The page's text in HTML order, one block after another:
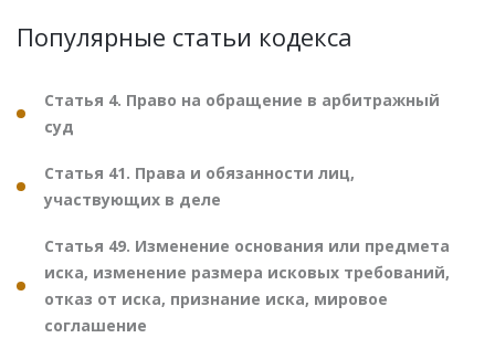
Популярные статьи кодекса
Статья 4. Право на обращение в арбитражный
суд
Статья 41. Права и обязанности лиц,
участвующих в деле
Статья 49. Изменение основания или предмета
иска, изменение размера исковых требований,
отказ от иска, признание иска, мировое
соглашение